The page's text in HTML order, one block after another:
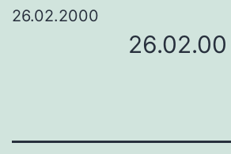
26.02.2000
26.02.00